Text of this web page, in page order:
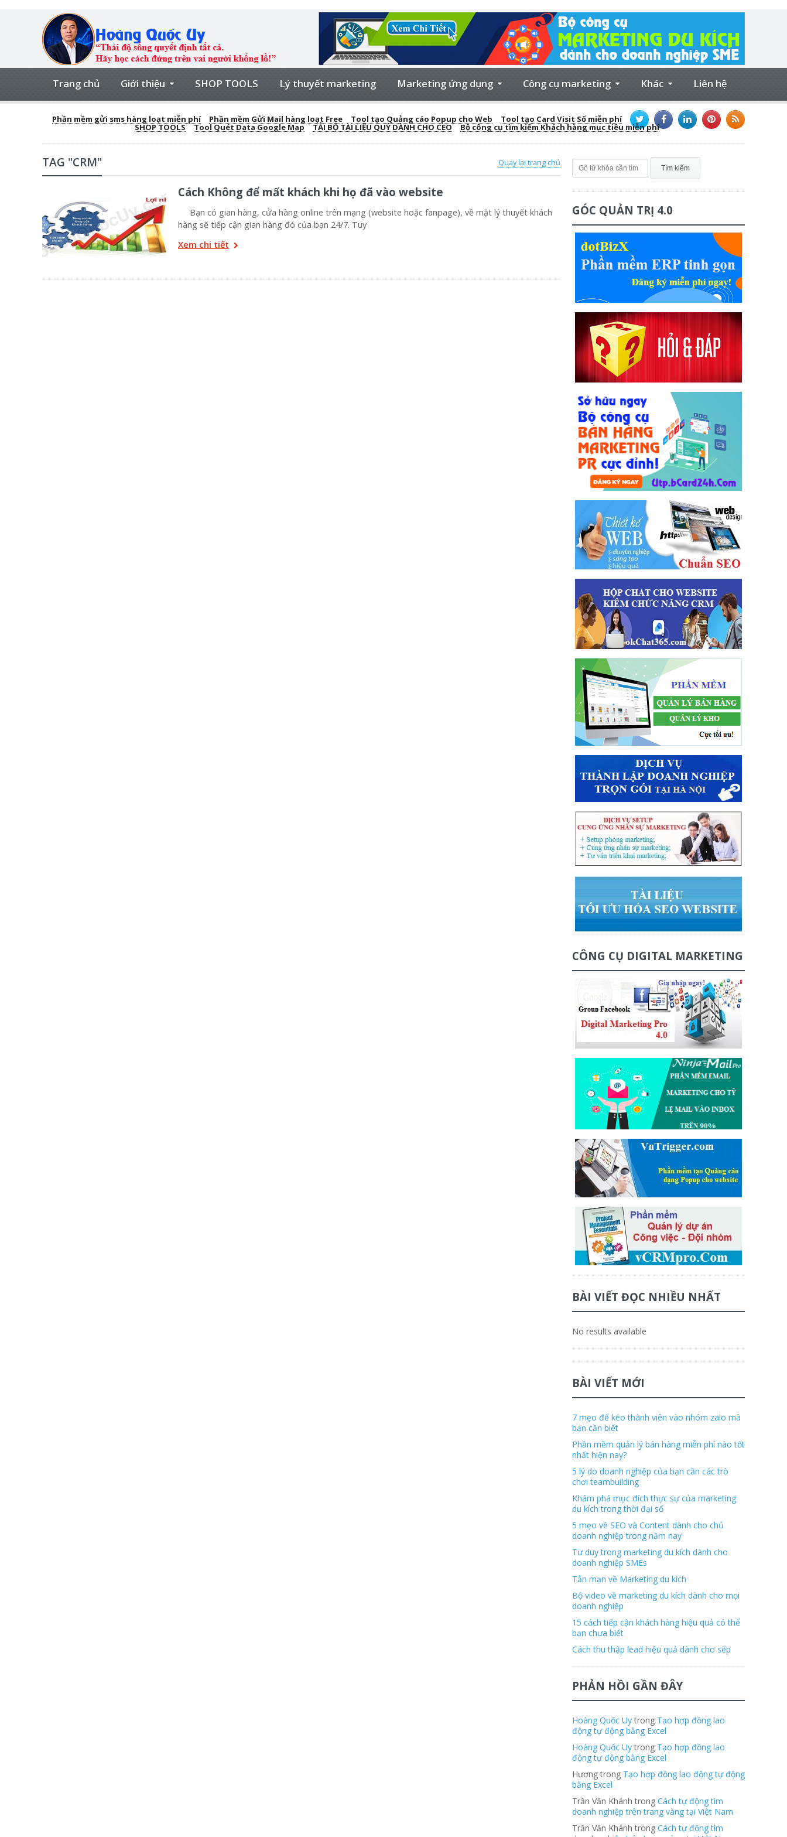
Trang chủ Giới thiệu SHOP TOOLS Lý thuyết marketing Marketing ứng dụng Công cụ marketing Khác Liên hệ
Phần mềm gửi sms hàng loạt miễn phí Phần mềm Gửi Mail hàng loạt Free Tool tạo Quảng cáo Popup cho Web Tool tạo Card Visit Số miễn phí
SHOP TOOLS Tool Quét Data Google Map TẢI BỘ TÀI LIỆU QUÝ DÀNH CHO CEO Bộ công cụ tìm kiếm Khách hàng mục tiêu miễn phí
Quay lại trang chủ
TAG "CRM"
Cách Không để mất khách khi họ đã vào website
Bạn có gian hàng, cửa hàng online trên mạng (website hoặc fanpage), về mặt lý thuyết khách
hàng sẽ tiếp cận gian hàng đó của bạn 24/7. Tuy
Xem chi tiết
GÓC QUẢN TRỊ 4.0
CÔNG CỤ DIGITAL MARKETING
BÀI VIẾT ĐỌC NHIỀU NHẤT
No results available
BÀI VIẾT MỚI
7 mẹo để kéo thành viên vào nhóm zalo mà
bạn cần biết
Phần mềm quản lý bán hàng miễn phí nào tốt
nhất hiện nay?
5 lý do doanh nghiệp của bạn cần các trò
chơi teambuilding
Khám phá mục đích thực sự của marketing
du kích trong thời đại số
5 mẹo về SEO và Content dành cho chủ
doanh nghiệp trong năm nay
Tư duy trong marketing du kích dành cho
doanh nghiệp SMEs
Tản mạn về Marketing du kích
Bộ video về marketing du kích dành cho mọi
doanh nghiệp
15 cách tiếp cận khách hàng hiệu quả có thể
bạn chưa biết
Cách thu thập lead hiệu quả dành cho sếp
PHẢN HỒI GẦN ĐÂY
Hoàng Quốc Uytrong Tạo hợp đồng lao
động tự động bằng Excel
Hoàng Quốc Uytrong Tạo hợp đồng lao
động tự động bằng Excel
Hương trong Tạo hợp đồng lao động tự động
bằng Excel
Trần Văn Khánh trong Cách tự động tìm
doanh nghiệp trên trang vàng tại Việt Nam
Trần Văn Khánh trong Cách tự động tìm